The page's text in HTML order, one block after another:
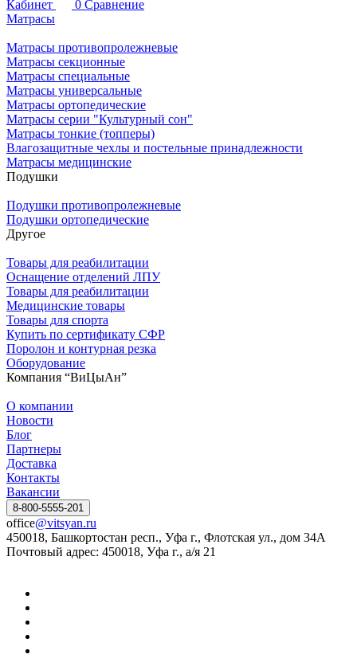
Кабинет
0 Сравнение
Матрасы
Матрасы противопролежневые
Матрасы секционные
Матрасы специальные
Матрасы универсальные
Матрасы ортопедические
Матрасы серии "Культурный сон"
Матрасы тонкие (топперы)
Влагозащитные чехлы и постельные принадлежности
Матрасы медицинские
Подушки
Подушки противопролежневые
Подушки ортопедические
Другое
Товары для реабилитации
Оснащение отделений ЛПУ
Товары для реабилитации
Медицинские товары
Товары для спорта
Купить по сертификату СФР
Поролон и контурная резка
Оборудование
Компания “ВиЦыАн”
О компании
Новости
Блог
Партнеры
Доставка
Контакты
Вакансии
8-800-5555-201
office@vitsyan.ru
450018, Башкортостан респ., Уфа г., Флотская ул., дом 34А
Почтовый адрес: 450018, Уфа г., а/я 21